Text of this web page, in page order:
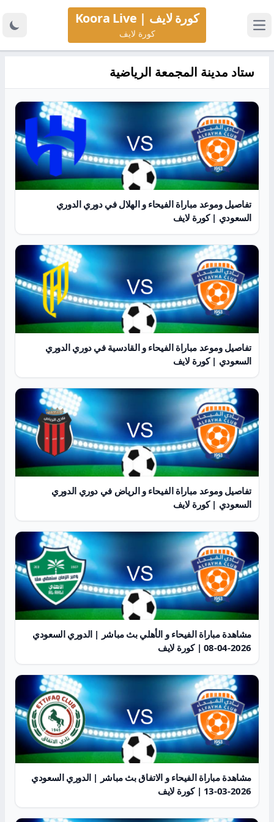
كورة لايف | Koora Live
كورة لايف
ستاد مدينة المجمعة الرياضية
تفاصيل وموعد مباراة الفيحاء و الهلال في دوري الدوري
السعودي | كورة لايف
تفاصيل وموعد مباراة الفيحاء و القادسية في دوري الدوري
السعودي | كورة لايف
تفاصيل وموعد مباراة الفيحاء و الرياض في دوري الدوري
السعودي | كورة لايف
مشاهدة مباراة الفيحاء و الأهلي بث مباشر | الدوري السعودي
2026-04-08 | كورة لايف
مشاهدة مباراة الفيحاء و الاتفاق بث مباشر | الدوري السعودي
2026-03-13 | كورة لايف